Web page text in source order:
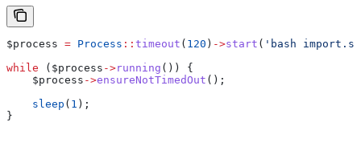
$process = Process :: timeout ( 120 ) ->start ( 'bash
while ( $process ->running ()) {
    $process
->ensureNotTimedOut ();
    sleep
( 1 );
}